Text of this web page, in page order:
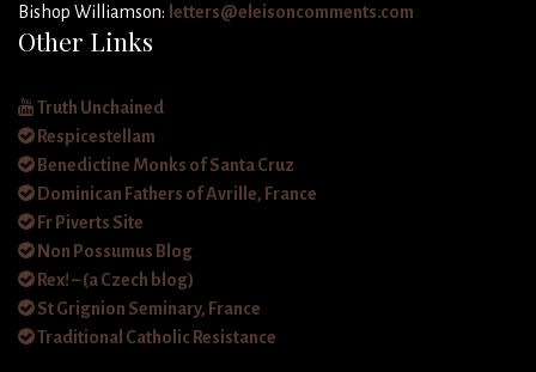
Bishop Williamson: letters@eleisoncomments.com
Other Links
Truth Unchained
Respicestellam
Benedictine Monks of Santa Cruz
Dominican Fathers of Avrille, France
Fr Piverts Site
Non Possumus Blog
Rex! – (a Czech blog)
St Grignion Seminary, France
Traditional Catholic Resistance